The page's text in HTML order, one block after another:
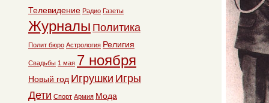
Телевидение Радио Газеты
Журналы Политика
Полит бюро Астрология Религия
Свадьбы 1 мая 7 ноября
Новый год Игрушки Игры
Дети Спорт Армия Мода